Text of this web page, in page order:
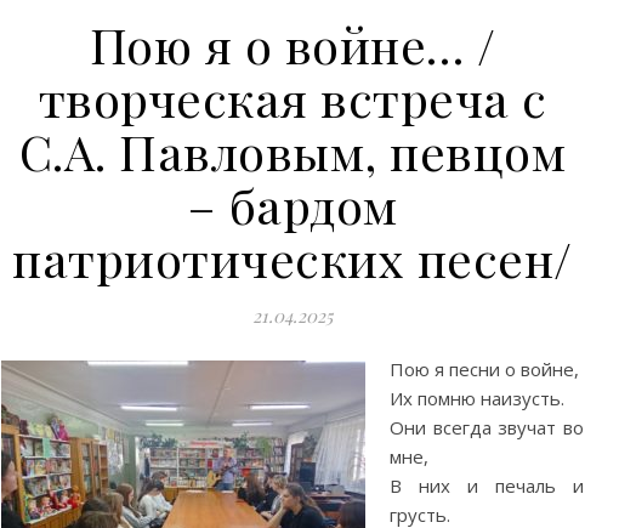
Пою я о войне… /
творческая встреча с
С.А. Павловым, певцом
– бардом
патриотических песен/
21.04.2025
Пою я песни о войне,
Их помню наизусть.
Они всегда звучат во
мне,
В них и печаль и
грусть.